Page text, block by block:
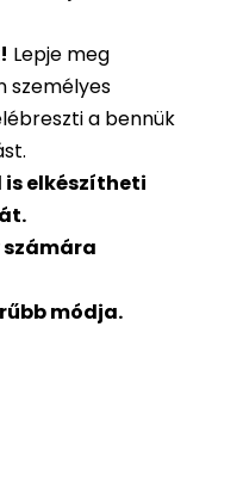
! Lepje meg
személyes
a bennük
iselkészítheti
módja.